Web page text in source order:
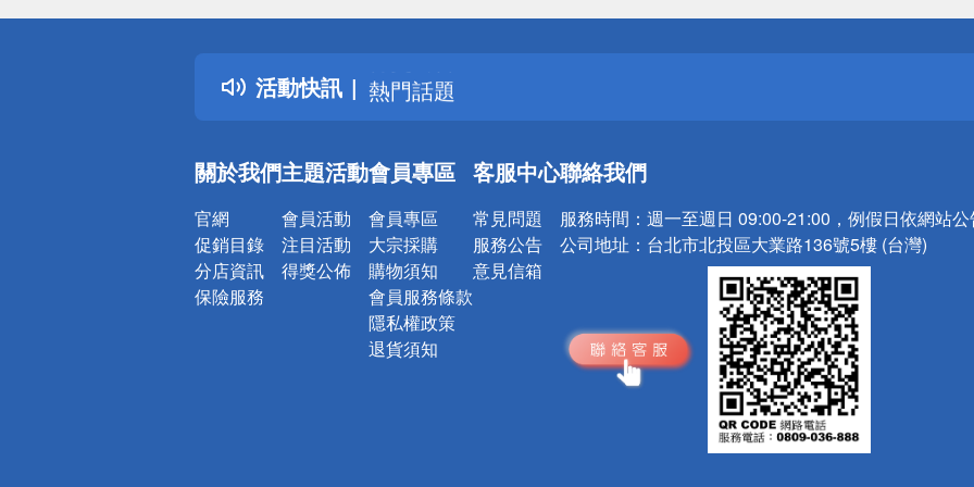
活動快訊
詐騙網頁！請小心！
得獎公告
熱門話題
銀行優惠
詐騙網頁！請小心！
關於我們
官網
促銷目錄
分店資訊
保險服務
主題活動
會員活動
注目活動
得獎公佈
會員專區
會員專區
大宗採購
購物須知
會員服務條款
隱私權政策
退貨須知
客服中心
常見問題
服務公告
意見信箱
聯絡我們
服務時間： 週一至週日 09:00-21:00，例假日依網站
公司地址： 台北市北投區大業路136號5樓 (台灣)